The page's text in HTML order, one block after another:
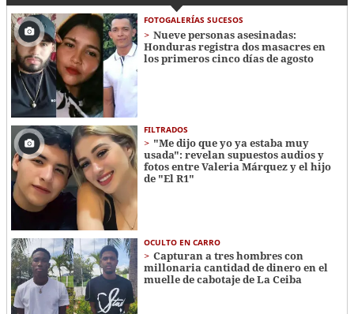
FOTOGALERÍAS SUCESOS
Nueve personas asesinadas:
Honduras registra dos masacres en
los primeros cinco días de agosto
FILTRADOS
"Me dijo que yo ya estaba muy
usada": revelan supuestos audios y
fotos entre Valeria Márquez y el hijo
de "El R1"
OCULTO EN CARRO
Capturan a tres hombres con
millonaria cantidad de dinero en el
muelle de cabotaje de La Ceiba